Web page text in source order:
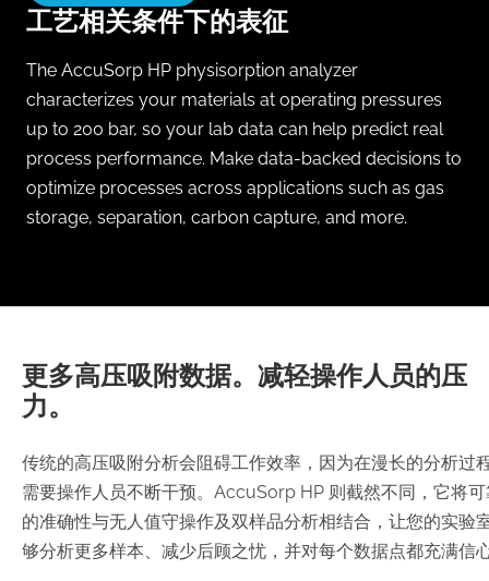
工艺相关条件下的表征
The AccuSorp HP physisorption analyzer
characterizes your materials at operating pressures
up to 200 bar, so your lab data can help predict real
process performance. Make data-backed decisions to
optimize processes across applications such as gas
storage, separation, carbon capture, and more.
更多高压吸附数据。减轻操作人员的压
力。
传统的高压吸附分析会阻碍工作效率，因为在漫长的分析过
需要操作人员不断干预。AccuSorp HP 则截然不同，它将
的准确性与无人值守操作及双样品分析相结合，让您的实验
够分析更多样本、减少后顾之忧，并对每个数据点都充满信